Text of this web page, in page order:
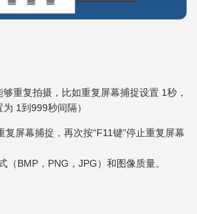
重复拍摄，比如重复屏幕捕捉设置 1秒，
1到999秒间隔）
复屏幕捕捉，再次按“F11键”停止重复屏幕
（BMP，PNG，JPG）和图像质量。